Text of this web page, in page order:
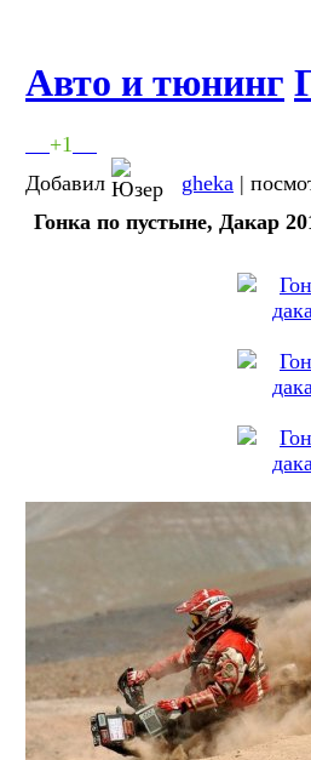
Авто и тюнинг
+1
Добавил
gheka |
Гонка по пустыне, Дакар